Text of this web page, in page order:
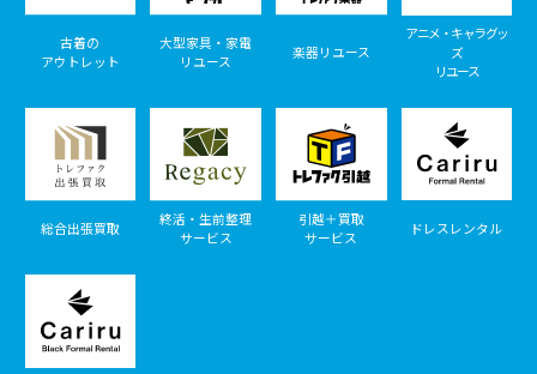
古着の
アウトレット
大型家具・家電
リユース
楽器リユース
アニメ・キャラグッ
ズ
リユース
総合出張買取
終活・生前整理
サービス
引越＋買取
サービス
ドレスレンタル